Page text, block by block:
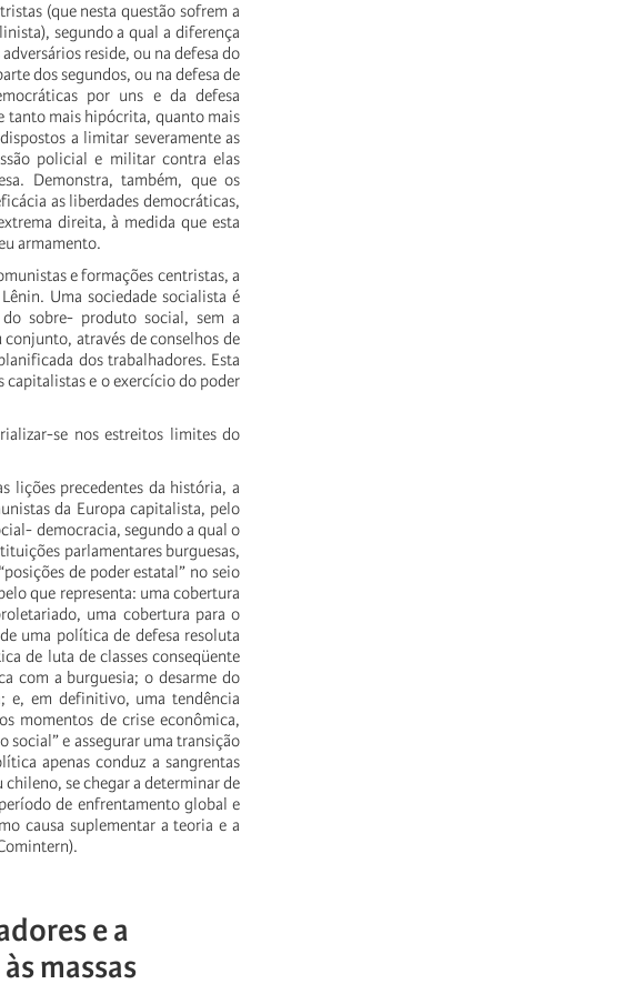
(que nesta questão sofrem a
segundo a qual a diferença
reside, ou na defesa do
dos segundos, ou na defesa de
por uns e da defesa
tanto mais hipócrita, quanto mais
a limitar severamente as
policial e militar contra elas
Demonstra, também, que os
as liberdades democráticas,
direita, à medida que esta
armamento.
e formações centristas, a
Uma sociedade socialista é
sobre- produto social, sem a
através de conselhos de
dos trabalhadores. Esta
capitalistas e o exercício do poder
se nos estreitos limites do
lições precedentes da história, a
da Europa capitalista, pelo
democracia, segundo a qual o
parlamentares burguesas,
de poder estatal” no seio
que representa: uma cobertura
uma cobertura para o
uma política de defesa resoluta
de luta de classes conseqüente
com a burguesia; o desarme do
e, em definitivo, uma tendência
momentos de crise econômica,
social” e assegurar uma transição
apenas conduz a sangrentas
se chegar a determinar de
de enfrentamento global e
causa suplementar a teoria e a
e a
massas